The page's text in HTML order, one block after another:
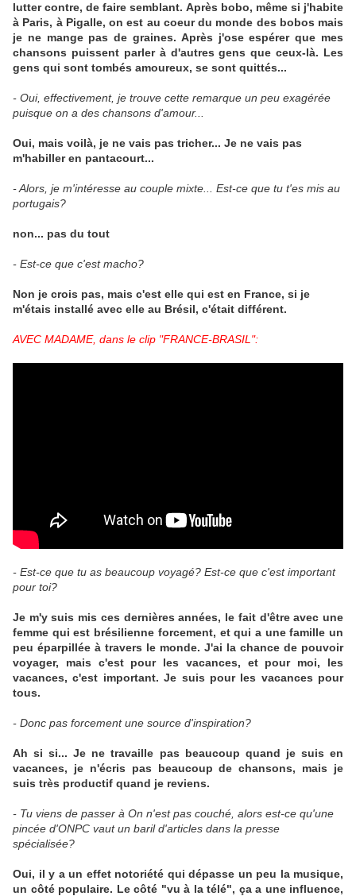
lutter contre, de faire semblant. Après bobo, même si j'habite
à Paris, à Pigalle, on est au coeur du monde des bobos mais
je ne mange pas de graines. Après j'ose espérer que mes
chansons puissent parler à d'autres gens que ceux-là. Les
gens qui sont tombés amoureux, se sont quittés...
- Oui, effectivement, je trouve cette remarque un peu exagérée
puisque on a des chansons d'amour...
Oui, mais voilà, je ne vais pas tricher... Je ne vais pas
m'habiller en pantacourt...
- Alors, je m'intéresse au couple mixte... Est-ce que tu t'es mis au
portugais?
non... pas du tout
- Est-ce que c'est macho?
Non je crois pas, mais c'est elle qui est en France, si je
m'étais installé avec elle au Brésil, c'était différent.
AVEC MADAME, dans le clip "FRANCE-BRASIL":
- Est-ce que tu as beaucoup voyagé? Est-ce que c'est important
pour toi?
Je m'y suis mis ces dernières années, le fait d'être avec une
femme qui est brésilienne forcement, et qui a une famille un
peu éparpillée à travers le monde. J'ai la chance de pouvoir
voyager, mais c'est pour les vacances, et pour moi, les
vacances, c'est important. Je suis pour les vacances pour
tous.
- Donc pas forcement une source d'inspiration?
Ah si si... Je ne travaille pas beaucoup quand je suis en
vacances, je n'écris pas beaucoup de chansons, mais je
suis très productif quand je reviens.
- Tu viens de passer à On n'est pas couché, alors est-ce qu'une
pincée d'ONPC vaut un baril d'articles dans la presse
spécialisée?
Oui, il y a un effet notoriété qui dépasse un peu la musique,
un côté populaire. Le côté "vu à la télé", ça a une influence,